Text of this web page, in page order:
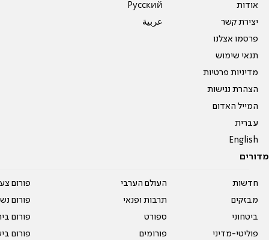
אודות
יצירת קשר
פרסמו אצלנו
תנאי שימוש
מדיניות פרטיות
הצהרת נגישות
המייל האדום
עברית
English
Pусский
عربية
מדורים
חדשות
מבזקים
ביטחוני
פוליטי-מדיני
העולם הערבי
תרבות ופנאי
ספורט
פורומים
פורום
פורום
פורום
פורום